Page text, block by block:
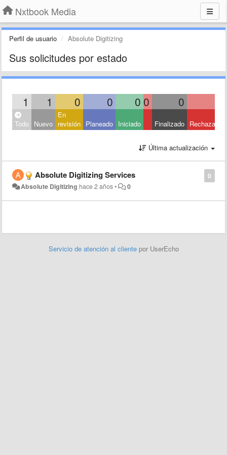
Nxtbook Media
Perfil de usuario Absolute Digitizing
Sus solicitudes por estado
1 1 0 0 0 0 0
Todo Nuevo
En
revisión Planeado Iniciado Finalizado Rechazado
Última actualización
0
Absolute Digitizing Services
Absolute Digitizing hace 2 años• 0
Servicio de atención al cliente por UserEcho